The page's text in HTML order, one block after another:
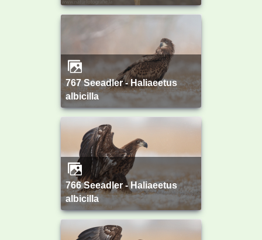
767 Seeadler - Haliaeetus
albicilla
766 Seeadler - Haliaeetus
albicilla